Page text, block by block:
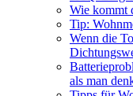
Wie kommt
Tip:
Wenn die
als man